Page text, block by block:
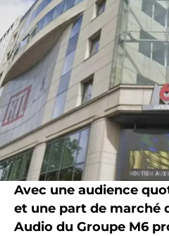
Avec une audience
et une part de marché
Audio du Groupe M6